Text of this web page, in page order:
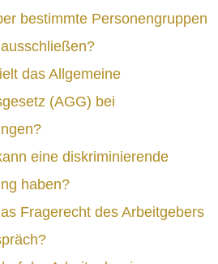
bestimmte Personengruppen
das Allgemeine
(AGG) bei
eine diskriminierende
haben?
Fragerecht des Arbeitgebers